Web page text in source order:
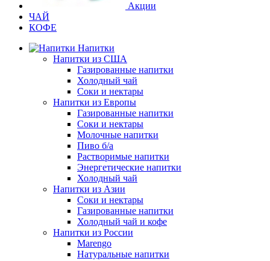
Акции
ЧАЙ
КОФЕ
Напитки
Напитки из США
Газированные напитки
Холодный чай
Соки и нектары
Напитки из Европы
Газированные напитки
Соки и нектары
Молочные напитки
Пиво б/а
Растворимые напитки
Энергетические напитки
Холодный чай
Напитки из Азии
Соки и нектары
Газированные напитки
Холодный чай и кофе
Напитки из России
Marengo
Натуральные напитки